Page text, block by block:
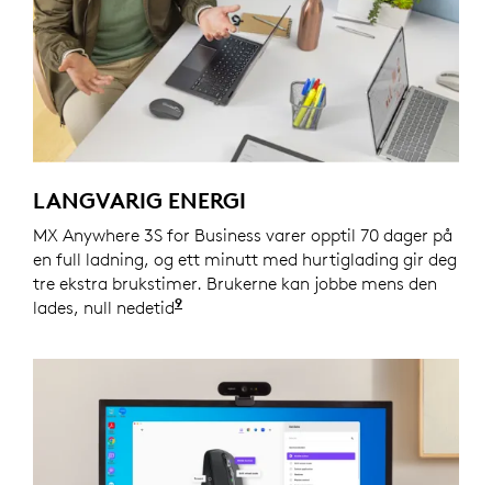
LANGVARIG ENERGI
MX Anywhere 3S for Business varer opptil 70 dager på
en full ladning, og ett minutt med hurtiglading gir deg
tre ekstra brukstimer. Brukerne kan jobbe mens den
lades, null nedetid9